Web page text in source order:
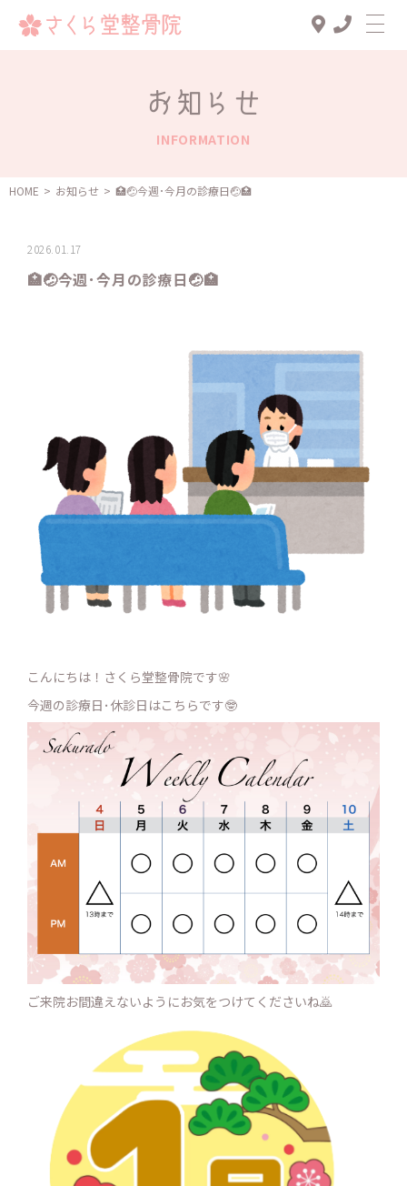
診療メニュー
スタッフ一覧
お知らせ
INFORMATION
HOME > お知らせ > 🏥🤕今週･今月の診療日🤕🏥
2026.01.17
🏥🤕今週･今月の診療日🤕🏥
こんにちは！さくら堂整骨院です🌸
今週の診療日･休診日はこちらです🤓
ご来院お間違えないようにお気をつけてくださいね🙇